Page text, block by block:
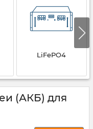
LiFePO4
(АКБ) для